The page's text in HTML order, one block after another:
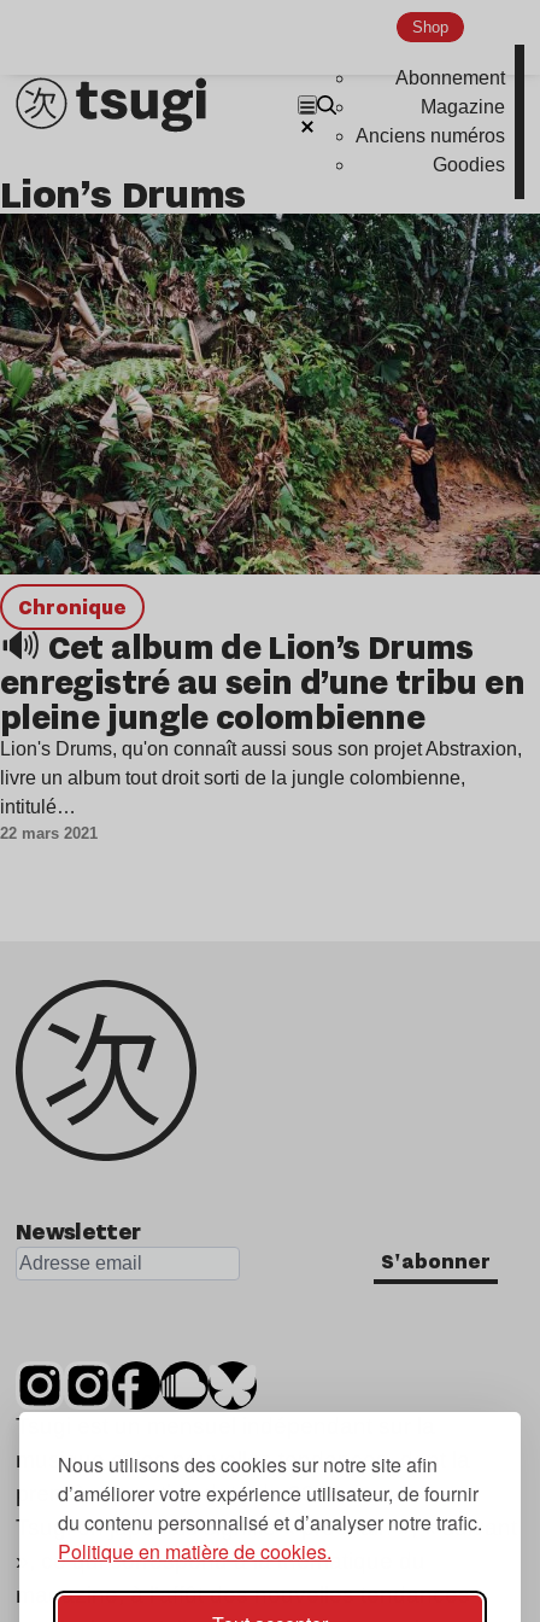
Nous utilisons des cookies sur notre site afin
d’améliorer votre expérience utilisateur, de fournir
du contenu personnalisé et d’analyser notre trafic.
Politique en matière de cookies.
Shop
Abonnement
Magazine
Anciens numéros
Goodies
Lion’s Drums
chronique
🔊 Cet album de Lion’s Drums
enregistré au sein d’une tribu en
pleine jungle colombienne
Lion's Drums, qu'on connaît aussi sous son projet Abstraxion,
livre un album tout droit sorti de la jungle colombienne,
intitulé…
22 mars 2021
Newsletter
S'abonner
Tsugi est un mensuel indépendant sur la
musique et les nouvelles tendances, dont la
première parution date de 2007.
Tsugi en japonais signifie « prochain », « suivant
», ce qui correspond à la thématique du
magazine, à l’affût des nouvelles tendances